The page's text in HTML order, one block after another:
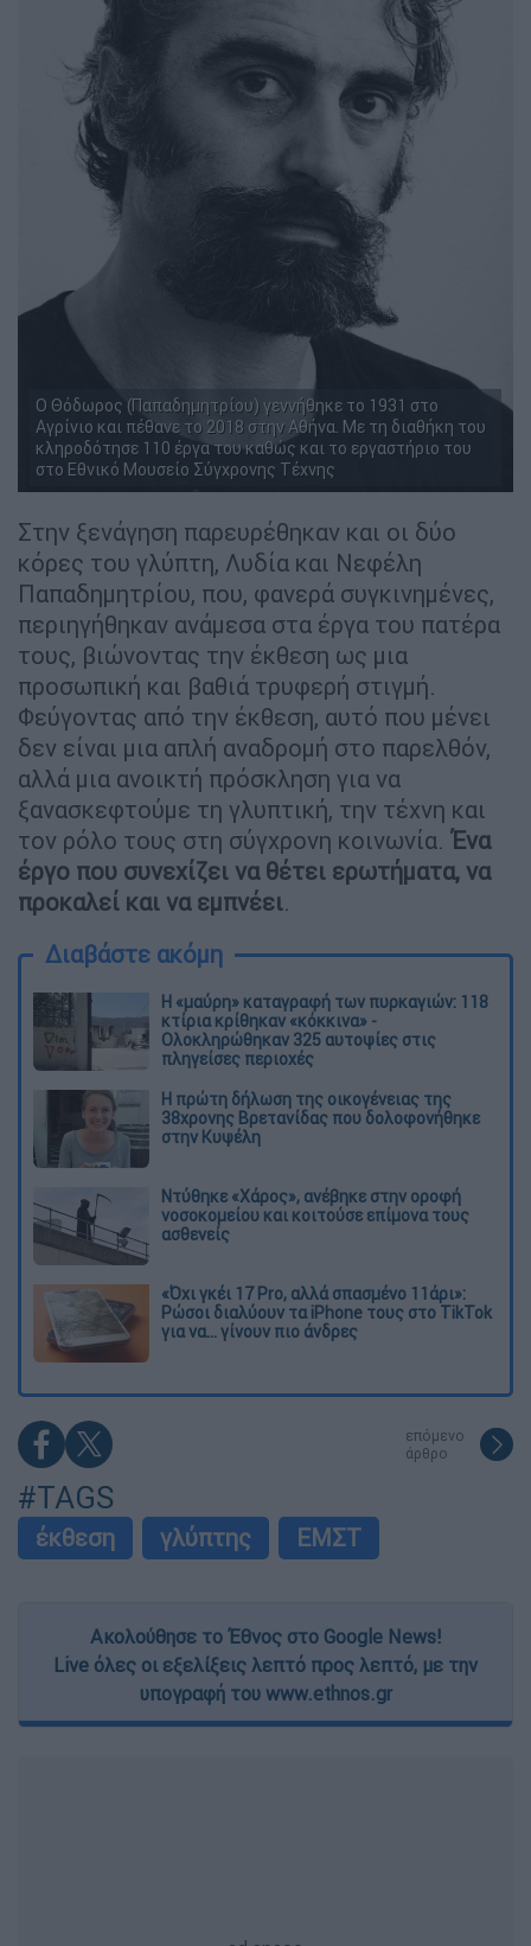
Ο Θόδωρος (Παπαδημητρίου) γεννήθηκε το 1931 στο
Αγρίνιο και πέθανε το 2018 στην Αθήνα. Με τη διαθήκη του
κληροδότησε 110 έργα του καθώς και το εργαστήριο του
στο Εθνικό Μουσείο Σύγχρονης Τέχνης
Στην ξενάγηση παρευρέθηκαν και οι δύο
κόρες του γλύπτη, Λυδία και Νεφέλη
Παπαδημητρίου, που, φανερά συγκινημένες,
περιηγήθηκαν ανάμεσα στα έργα του πατέρα
τους, βιώνοντας την έκθεση ως μια
προσωπική και βαθιά τρυφερή στιγμή.
Φεύγοντας από την έκθεση, αυτό που μένει
δεν είναι μια απλή αναδρομή στο παρελθόν,
αλλά μια ανοικτή πρόσκληση για να
ξανασκεφτούμε τη γλυπτική, την τέχνη και
τον ρόλο τους στη σύγχρονη κοινωνία. Ένα
έργο που συνεχίζει να θέτει ερωτήματα, να
προκαλεί και να εμπνέει.
Διαβάστε ακόμη
Η «μαύρη» καταγραφή των πυρκαγιών: 118
κτίρια κρίθηκαν «κόκκινα» -
Ολοκληρώθηκαν 325 αυτοψίες στις
πληγείσες περιοχές
Η πρώτη δήλωση της οικογένειας της
38χρονης Βρετανίδας που δολοφονήθηκε
στην Κυψέλη
Ντύθηκε «Χάρος», ανέβηκε στην οροφή
νοσοκομείου και κοιτούσε επίμονα τους
ασθενείς
«Όχι γκέι 17 Pro, αλλά σπασμένο 11άρι»:
Ρώσοι διαλύουν τα iPhone τους στο TikTok
για να... γίνουν πιο άνδρες
επόμενο
άρθρο
#TAGS
έκθεση γλύπτης ΕΜΣΤ
Ακολούθησε το Έθνος στο Google News!
Live όλες οι εξελίξεις λεπτό προς λεπτό, με την
υπογραφή του www.ethnos.gr